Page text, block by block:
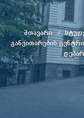
მთავარი
განვითარების